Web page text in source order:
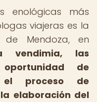
enológicas más
viajeras es la
Mendoza, en
vendimia, las
de
proceso de
elaboración del